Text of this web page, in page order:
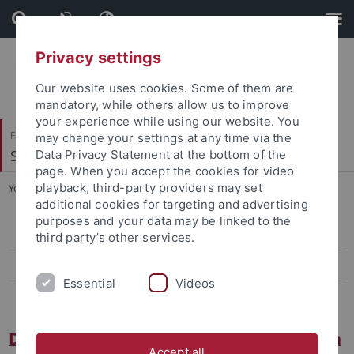
Skip
to
content
Skip
to
footer
Faculty of Humanities
Slavisches Seminar
You are here: Home ... Deutsch-polnische transkulturelle Studien
Slavische Literatur- und Kulturwissenschaft
Deutsch-polnische transkulturelle Studien
Deutsch-polnische transkulturelle Studien
Privacy settings
Our website uses cookies. Some of them are
mandatory, while others allow us to improve
your experience while using our website. You
may change your settings at any time via the
Data Privacy Statement at the bottom of the
page. When you accept the cookies for video
playback, third-party providers may set
additional cookies for targeting and advertising
purposes and your data may be linked to the
third party’s other services.
Essential Videos